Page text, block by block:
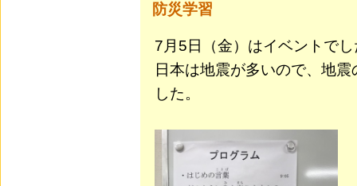
防災学習
7月5日（金）はイベントで
日本は地震が多いので、地
した。